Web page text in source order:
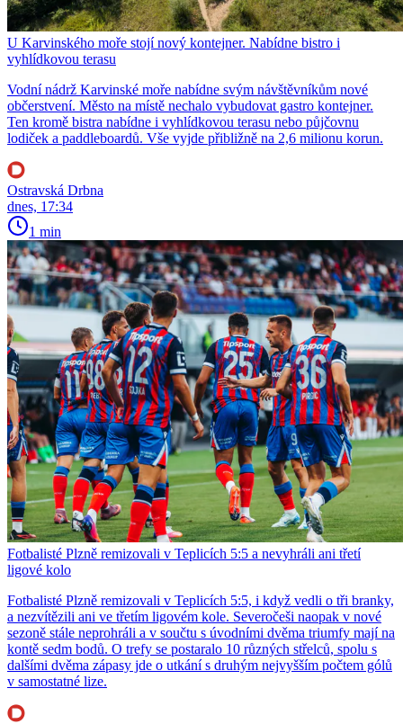
U Karvinského moře stojí nový kontejner. Nabídne bistro i
vyhlídkovou terasu
Vodní nádrž Karvinské moře nabídne svým návštěvníkům nové
občerstvení. Město na místě nechalo vybudovat gastro kontejner.
Ten kromě bistra nabídne i vyhlídkovou terasu nebo půjčovnu
lodiček a paddleboardů. Vše vyjde přibližně na 2,6 milionu korun.
Ostravská Drbna
dnes, 17:34
1 min
Fotbalisté Plzně remizovali v Teplicích 5:5 a nevyhráli ani třetí
ligové kolo
Fotbalisté Plzně remizovali v Teplicích 5:5, i když vedli o tři branky,
a nezvítězili ani ve třetím ligovém kole. Severočeši naopak v nové
sezoně stále neprohráli a v součtu s úvodními dvěma triumfy mají na
kontě sedm bodů. O trefy se postaralo 10 různých střelců, spolu s
dalšími dvěma zápasy jde o utkání s druhým nejvyšším počtem gólů
v samostatné lize.